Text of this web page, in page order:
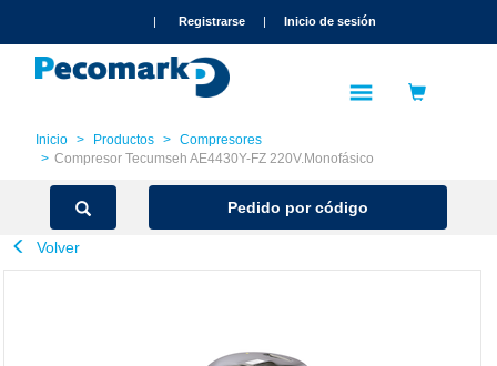
| Registrarse | Inicio de sesión
Inicio Productos
Compresores
Compresor Tecumseh AE4430Y-FZ 220V.Monofásico
Pedido por código
Volver